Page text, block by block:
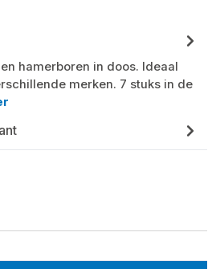
hamerboren in doos. Ideaal
merken. 7 stuks in de